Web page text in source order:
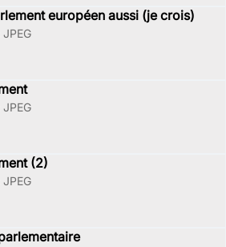
européen aussi (je crois)
(2)